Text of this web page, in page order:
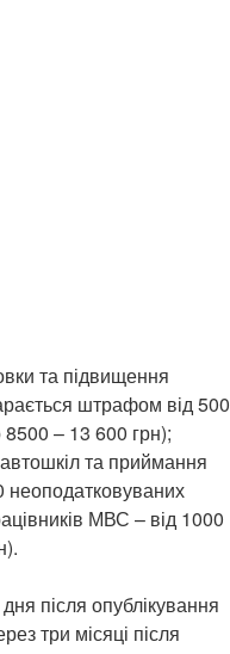
та підвищення
штрафом від 500
– 13 600 грн);
та приймання
неоподатковуваних
МВС – від 1000
після опублікування
три місяці після